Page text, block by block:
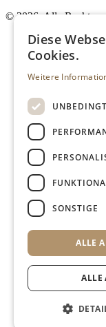
© 2026. Alle Rechte
Diese
Cookies.
Weitere
SONSTIGE
ALLE
ALLE